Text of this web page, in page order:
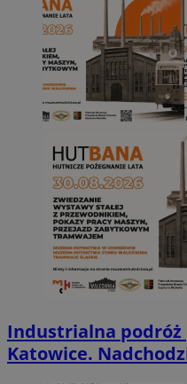
Industrialna podróż
Katowice.